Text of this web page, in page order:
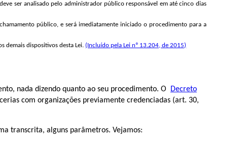
ser analisado pelo administrador público responsável em até cinco dias
público, e será imediatamente iniciado o procedimento para a
demais dispositivos desta Lei. (Incluído pela Lei nº 13.204, de 2015)
nada dizendo quanto ao seu procedimento. O
Decreto
com organizações previamente credenciadas (art. 30,
transcrita, alguns parâmetros. Vejamos: